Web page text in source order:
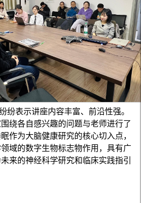
纷表示讲座内容丰富、前沿性强。
绕各自感兴趣的问题与老师进行了
作为大脑健康研究的核心切入点，
域的数字生物标志物作用，具有广
来的神经科学研究和临床实践指引